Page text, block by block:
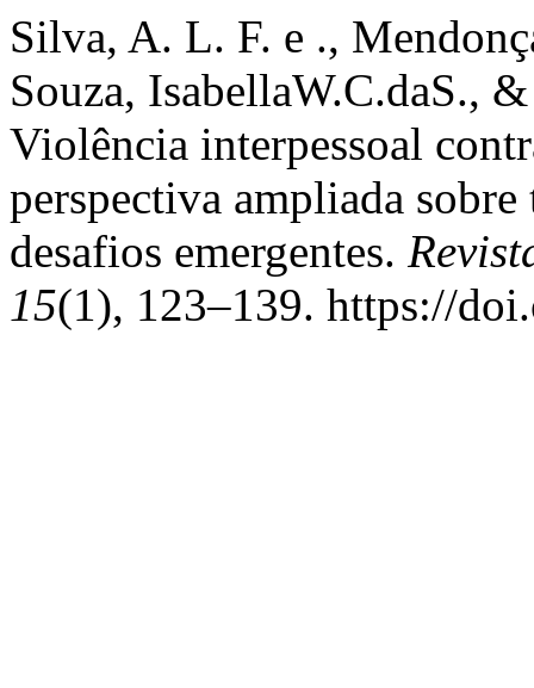
Silva, A. L. F. e .,
Souza, IsabellaW.C.daS.,
Violência interpessoal
perspectiva ampliada
desafios emergentes.
15(1), 123–139. https://